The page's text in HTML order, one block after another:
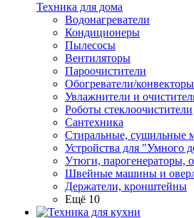
Техника для дома
Водонагреватели
Кондиционеры
Пылесосы
Вентиляторы
Пароочистители
Обогреватели/конвекторы
Увлажнители и
Роботы стеклоочистители
Сантехника
Стиральные, сушильные
Устройства для "Умного
Утюги, парогенераторы,
Швейные машины и
Держатели, кронштейны
Ещё 10